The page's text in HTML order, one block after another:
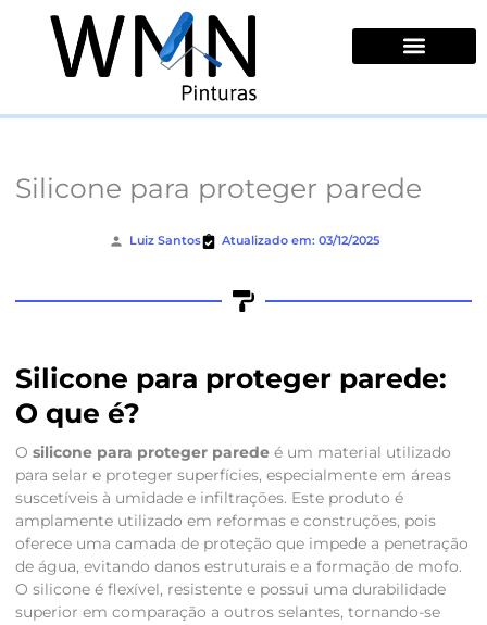
conteúdo
Silicone para proteger parede
Luiz Santos Atualizado em: 03/12/2025
Silicone para proteger parede:
O que é?
O silicone para proteger paredeé um material utilizado
para selar e proteger superfícies, especialmente em áreas
suscetíveis à umidade e infiltrações. Este produto é
amplamente utilizado em reformas e construções, pois
oferece uma camada de proteção que impede a penetração
de água, evitando danos estruturais e a formação de mofo.
O silicone é flexível, resistente e possui uma durabilidade
superior em comparação a outros selantes, tornando-se